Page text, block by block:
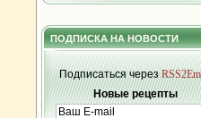
ПОДПИСКА НА НОВОСТИ
Подписаться через
Новые рецепты